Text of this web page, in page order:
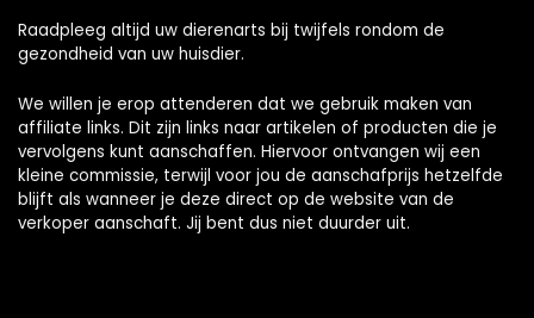
Raadpleeg altijd uw dierenarts bij twijfels rondom de
gezondheid van uw huisdier.
We willen je erop attenderen dat we gebruik maken van
affiliate links. Dit zijn links naar artikelen of producten die je
vervolgens kunt aanschaffen. Hiervoor ontvangen wij een
kleine commissie, terwijl voor jou de aanschafprijs hetzelfde
blijft als wanneer je deze direct op de website van de
verkoper aanschaft. Jij bent dus niet duurder uit.